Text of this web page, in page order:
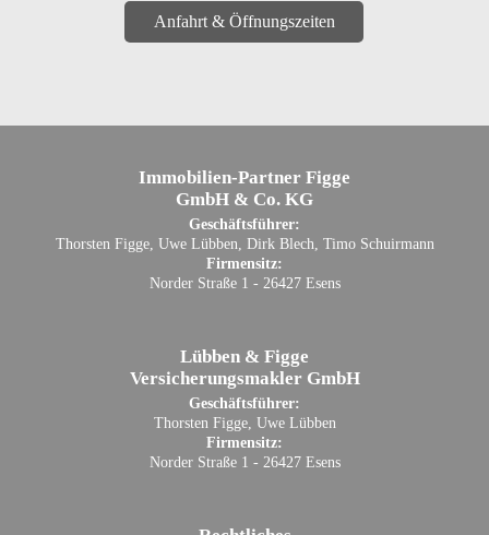
Anfahrt & Öffnungszeiten
Immobilien-Partner Figge
GmbH & Co. KG
Geschäftsführer:
Thorsten Figge, Uwe Lübben, Dirk Blech, Timo Schuirmann
Firmensitz:
Norder Straße 1 - 26427 Esens
Lübben & Figge
Versicherungsmakler GmbH
Geschäftsführer:
Thorsten Figge, Uwe Lübben
Firmensitz:
Norder Straße 1 - 26427 Esens